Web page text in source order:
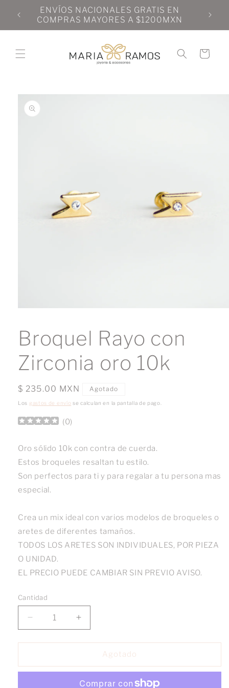
directamente
al contenido
ENVÍOS NACIONALES GRATIS EN
COMPRAS MAYORES A $1200MXN
Carrito
directamente
información
ventana
modal
Broquel Rayo con
Zirconia oro 10k
Precio
habitual
$ 235.00 MXN Agotado
Los gastos de envío se calculan en la pantalla de pago.
(0)
Oro sólido 10k con contra de cuerda.
Estos broqueles resaltan tu estilo.
Son perfectos para ti y para regalar a tu persona mas
especial.
Crea un mix ideal con varios modelos de broqueles o
aretes de diferentes tamaños.
TODOS LOS ARETES SON INDIVIDUALES, POR PIEZA
O UNIDAD.
EL PRECIO PUEDE CAMBIAR SIN PREVIO AVISO.
Cantidad
Reducir
cantidad
para
Rayo
Aumentar
cantidad
para
Broquel
Rayo
Agotado